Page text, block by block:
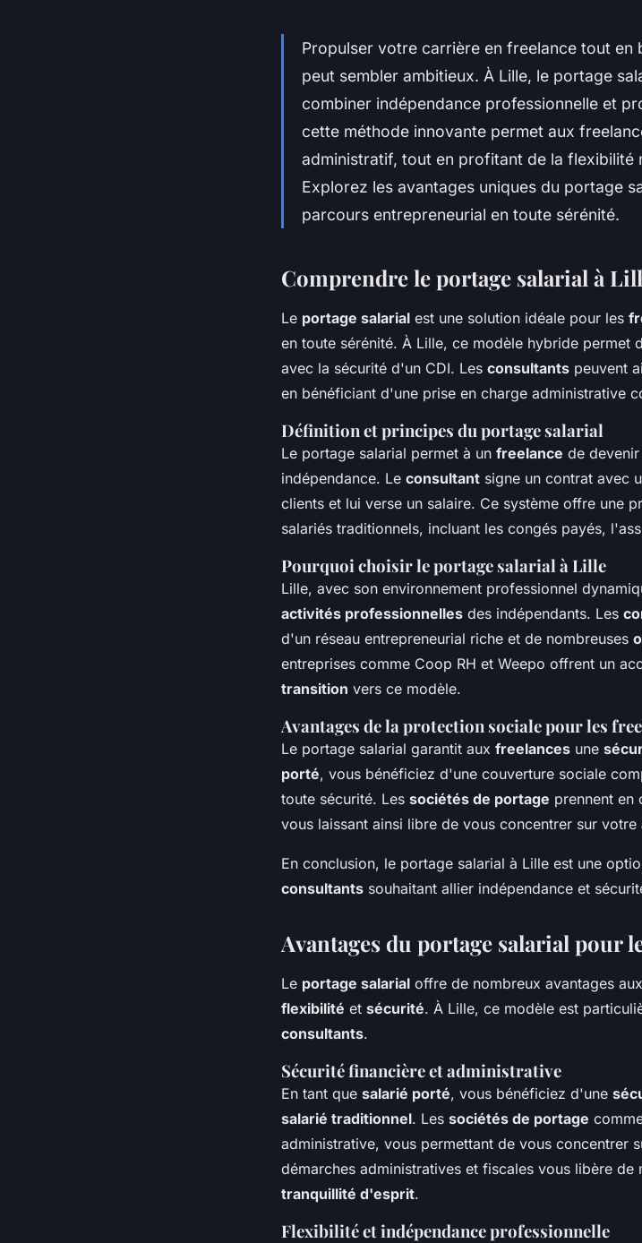
Propulser votre carrière en freelance tout
peut sembler ambitieux. À Lille, le portage
combiner indépendance professionnelle et
cette méthode innovante permet aux
administratif, tout en profitant de la flexibilité
Explorez les avantages uniques du portage
parcours entrepreneurial en toute sérénité.
Comprendre le portage salarial à
Le portage salarial est une solution idéale pour les
en toute sérénité. À Lille, ce modèle hybride permet
avec la sécurité d'un CDI. Les consultants peuvent
en bénéficiant d'une prise en charge administrative
Définition et principes du portage salarial
Le portage salarial permet à un freelance de devenir
indépendance. Le consultant signe un contrat avec
clients et lui verse un salaire. Ce système offre une
salariés traditionnels, incluant les congés payés,
Pourquoi choisir le portage salarial à Lille
Lille, avec son environnement professionnel
activités professionnelles des indépendants. Les
d'un réseau entrepreneurial riche et de nombreuses
entreprises comme Coop RH et Weepo offrent un
transition vers ce modèle.
Avantages de la protection sociale pour les
Le portage salarial garantit aux freelances une
porté, vous bénéficiez d'une couverture sociale
toute sécurité. Les sociétés de portage prennent en
vous laissant ainsi libre de vous concentrer sur votre
En conclusion, le portage salarial à Lille est une
consultants souhaitant allier indépendance et
Avantages du portage salarial pour
Le portage salarial offre de nombreux avantages aux
flexibilité et sécurité. À Lille, ce modèle est
consultants.
Sécurité financière et administrative
En tant que salarié porté, vous bénéficiez d'une
salarié traditionnel. Les sociétés de portage
administrative, vous permettant de vous concentrer
démarches administratives et fiscales vous libère de
tranquillité d'esprit.
Flexibilité et indépendance professionnelle